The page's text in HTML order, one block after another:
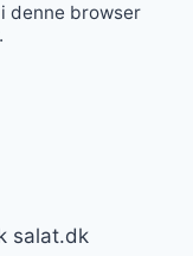
denne browser
salat.dk